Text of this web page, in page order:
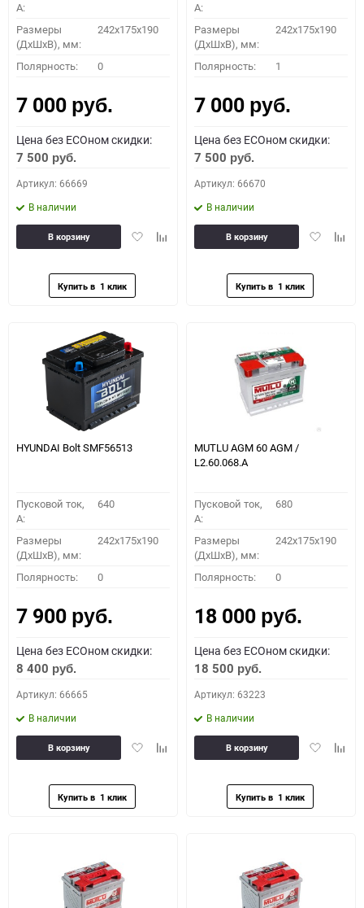
A:
Размеры
(ДхШхВ), мм:
242x175x190
Полярность: 0
7 000 руб.
Цена без ECOном скидки:
7 500 руб.
Артикул: 66669
В наличии
ДобавитьДобавить
В корзину
A:
Размеры
(ДхШхВ), мм:
242x175x190
Полярность: 1
7 000 руб.
Цена без ECOном скидки:
7 500 руб.
Артикул: 66670
В наличии
Добавить
В корзину
HYUNDAI Bolt SMF56513
Пусковой ток,
A:
640
Размеры
(ДхШхВ), мм:
242x175x190
Полярность: 0
7 900 руб.
Цена без ECOном скидки:
8 400 руб.
Артикул: 66665
В наличии
ДобавитьДобавить
В корзину
MUTLU AGM 60 AGM /
L2.60.068.A
Пусковой ток,
A:
680
Размеры
(ДхШхВ), мм:
242x175x190
Полярность: 0
18 000 руб.
Цена без ECOном скидки:
18 500 руб.
Артикул: 63223
В наличии
Добавить
В корзину